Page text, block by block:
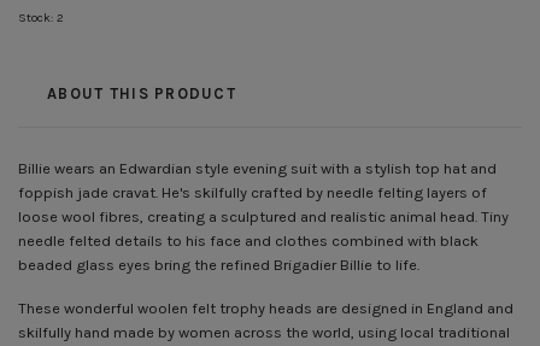
Stock: 2
ABOUT THIS PRODUCT
Billie wears an Edwardian style evening suit with a stylish top hat and
foppish jade cravat. He's skilfully crafted by needle felting layers of
loose wool fibres, creating a sculptured and realistic animal head. Tiny
needle felted details to his face and clothes combined with black
beaded glass eyes bring the refined Brigadier Billie to life.
These wonderful woolen felt trophy heads are designed in England and
skilfully hand made by women across the world, using local traditional